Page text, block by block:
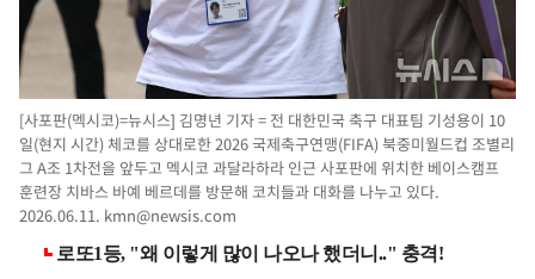
[사포판(멕시코)=뉴시스] 김명년 기자 = 전 대한민국 축구 대표팀 기성용이 10
일(현지 시간) 체코를 상대로한 2026 국제축구연맹(FIFA) 북중미월드컵 조별리
그 A조 1차전을 앞두고 멕시코 과달라하라 인근 사포판에 위치한 베이스캠프
훈련장 치바스 바예 베르데를 방문해 코치들과 대화를 나누고 있다.
2026.06.11. kmn@newsis.com